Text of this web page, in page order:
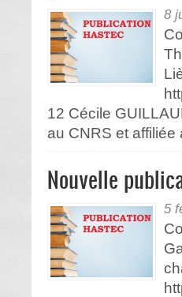
8
12 Cécile
au CNRS et affiliée
Nouvelle
5